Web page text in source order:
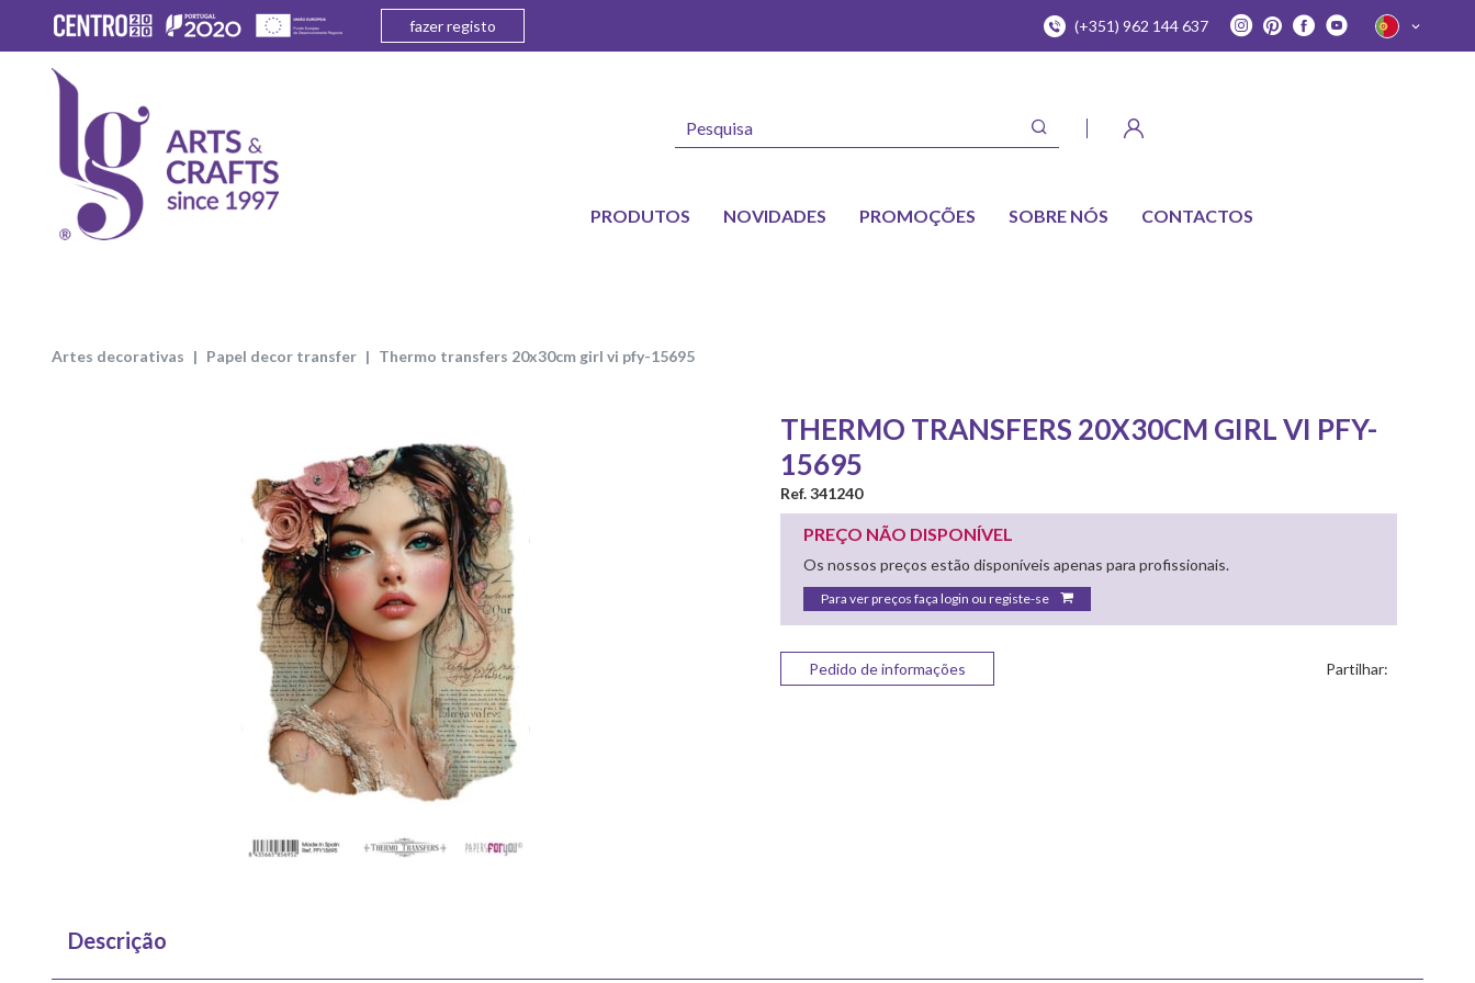
fazer registo (+351) 962 144 637
PRODUTOS NOVIDADES PROMOÇÕES SOBRE NÓS CONTACTOS
artes decorativas papel decor transfer thermo transfers 20x30cm girl vi pfy-15695
THERMO TRANSFERS 20X30CM GIRL VI PFY-
15695
Ref. 341240
PREÇO NÃO DISPONÍVEL
Os nossos preços estão disponíveis apenas para profissionais.
Para ver preços faça login ou registe-se
Pedido de informações Partilhar:
Descrição